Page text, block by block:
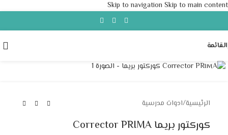
Skip to navigation Skip to main content
القائمة
الرئيسية/ادوات مدرسية
كوركتور بريما Corrector PRIMA